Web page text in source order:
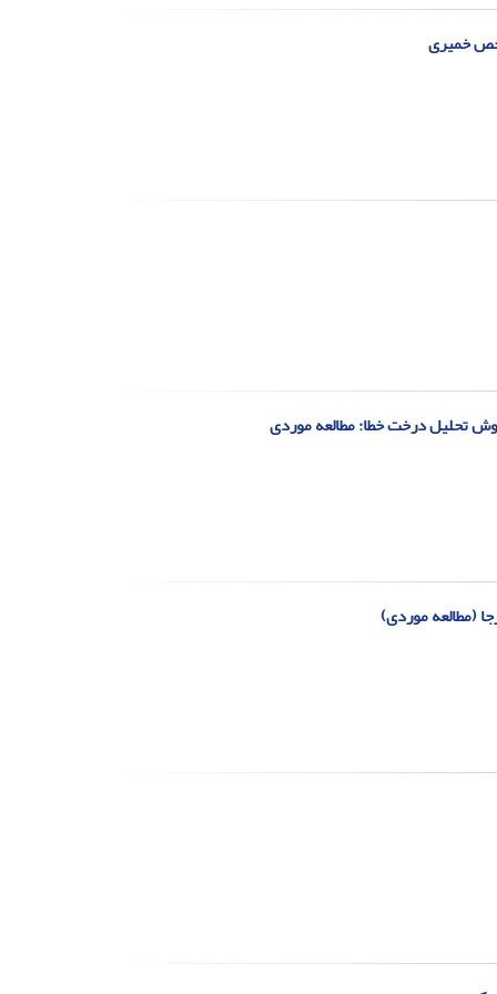
خمیری
تحلیل درخت خطا: مطالعه موردی
(مطالعه موردی)